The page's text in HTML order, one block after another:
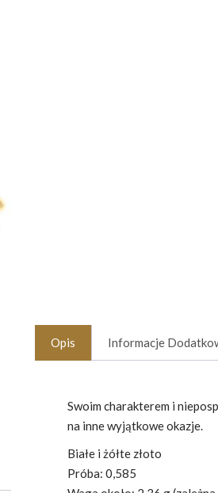
Opis Informacje
Swoim charakterem i
na inne wyjątkowe okazje.
Białe i żółte złoto
Próba: 0,585